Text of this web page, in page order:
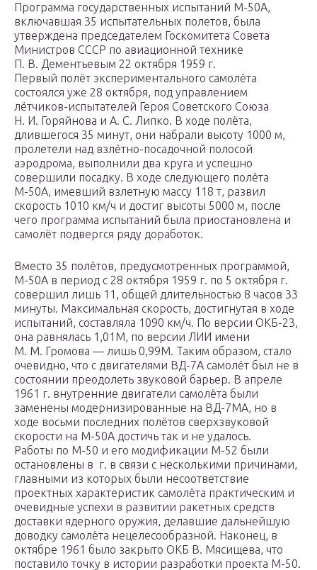
Программа государственных испытаний М-50А,
включавшая 35 испытательных полетов, была
утверждена председателем Госкомитета Совета
Министров СССР по авиационной технике
П. В. Дементьевым 22 октября 1959 г.
Первый полёт экспериментального самолёта
состоялся уже 28 октября, под управлением
лётчиков-испытателей Героя Советского Союза
Н. И. Горяйнова и А. С. Липко. В ходе полёта,
длившегося 35 минут, они набрали высоту 1000 м,
пролетели над взлётно-посадочной полосой
аэродрома, выполнили два круга и успешно
совершили посадку. В ходе следующего полёта
М-50А, имевший взлетную массу 118 т, развил
скорость 1010 км/ч и достиг высоты 5000 м, после
чего программа испытаний была приостановлена и
самолёт подвергся ряду доработок.
Вместо 35 полётов, предусмотренных программой,
М-50А в период с 28 октября 1959 г. по 5 октября г.
совершил лишь 11, общей длительностью 8 часов 33
минуты. Максимальная скорость, достигнутая в ходе
испытаний, составляла 1090 км/ч. По версии ОКБ-23,
она равнялась 1,01М, по версии ЛИИ имени
М. М. Громова — лишь 0,99М. Таким образом, стало
очевидно, что с двигателями ВД-7А самолёт был не в
состоянии преодолеть звуковой барьер. В апреле
1961 г. внутренние двигатели самолёта были
заменены модернизированные на ВД-7МА, но в
ходе восьми последних полётов сверхзвуковой
скорости на М-50А достичь так и не удалось.
Работы по М-50 и его модификации М-52 были
остановлены в г. в связи с несколькими причинами,
главными из которых были несоответствие
проектных характеристик самолёта практическим и
очевидные успехи в развитии ракетных средств
доставки ядерного оружия, делавшие дальнейшую
доводку самолёта нецелесообразной. Наконец, в
октябре 1961 было закрыто ОКБ В. Мясищева, что
поставило точку в истории разработки проекта М-50.